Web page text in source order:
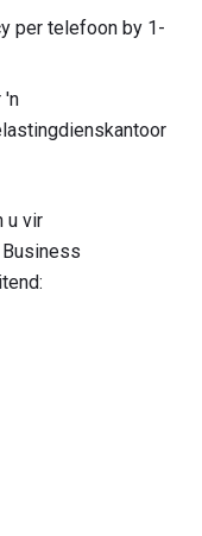
per telefoon by 1-
'n
u vir